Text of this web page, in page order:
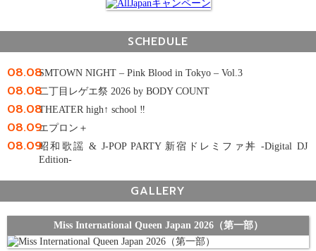
SCHEDULE
08.08SMTOWN NIGHT – Pink Blood in Tokyo – Vol.3
08.08二丁目レゲエ祭 2026 by BODY COUNT
08.08THEATER high↑ school ‼
08.09エプロン＋
08.09昭和歌謡 & J-POP PARTY 新宿ドレミファ丼 -Digital DJ
Edition-
GALLERY
Miss International Queen Japan 2026（第一部）